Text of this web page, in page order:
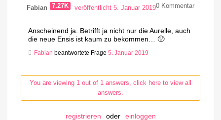
Fabian 7.27K veröffentlicht 5. Januar 20190 Kommentar
Anscheinend ja. Betrifft ja nicht nur die Aurelle, auch
die neue Ensis ist kaum zu bekommen… 🙁
Fabian beantwortete Frage 5. Januar 2019
You are viewing 1 out of 1 answers, click here to view all
answers.
registrieren oder einloggen